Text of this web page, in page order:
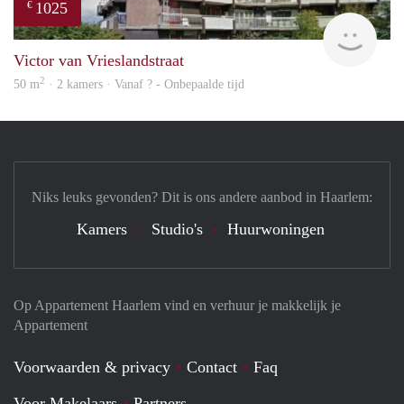
€ 1025
Victor van Vrieslandstraat
50 m2 · 2 kamers · Vanaf ? - Onbepaalde tijd
Op Appartement Haarlem vind en verhuur je makkelijk je
Appartement
Voorwaarden & privacy Contact
Faq
Niks leuks gevonden? Dit is ons andere aanbod in Haarlem:
Kamers Studio's Huurwoningen